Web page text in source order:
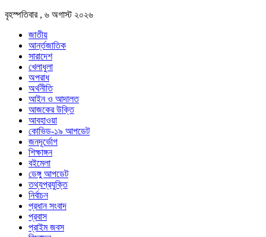
বৃহস্পতিবার , ৬ অগাস্ট ২০২৬
জাতীয়
আর্ন্তজাতিক
সারাদেশ
খেলাধুলা
অপরাধ
অর্থনীতি
আইন ও আদালত
আজকের উক্তি
আবহাওয়া
কোভিড-১৯ আপডেট
জনদূর্ভোগ
শিক্ষাঙ্গন
বইমেলা
ডেঙ্গু আপডেট
তথ্যপ্রযুক্তি
নির্বাচন
প্রধান সংবাদ
প্রবাস
প্রাইম জবস